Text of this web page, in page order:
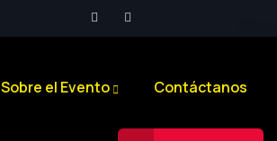
Sobre el Evento Contáctanos